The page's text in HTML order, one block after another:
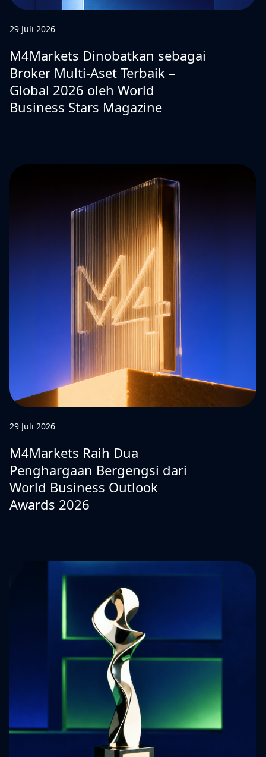
29 Juli 2026
M4Markets Dinobatkan sebagai
Broker Multi-Aset Terbaik –
Global 2026 oleh World
Business Stars Magazine
29 Juli 2026
M4Markets Raih Dua
Penghargaan Bergengsi dari
World Business Outlook
Awards 2026